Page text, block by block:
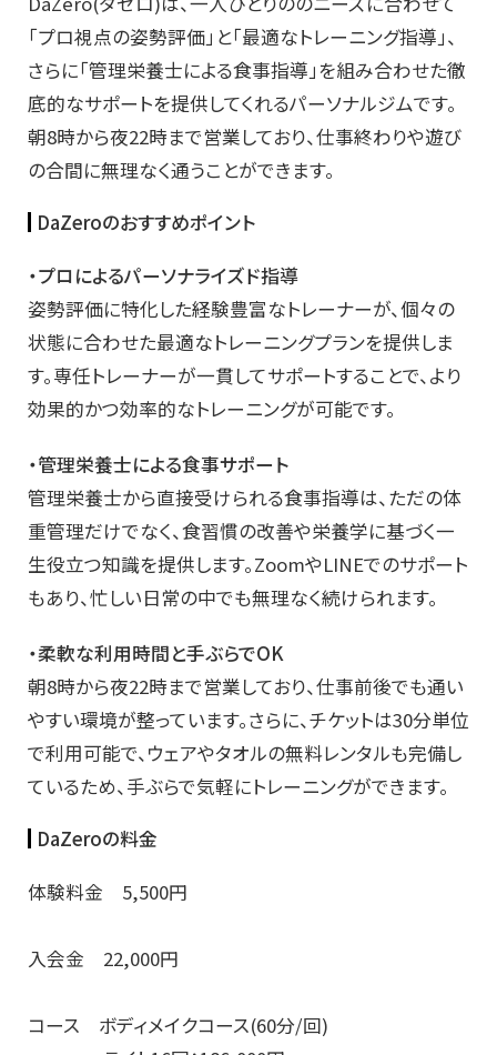
「プロ視点の姿勢評価」と「最適なトレーニング指導」、
さらに「管理栄養士による食事指導」を組み合わせた徹
底的なサポートを提供してくれるパーソナルジムです。
朝8時から夜22時まで営業しており、仕事終わりや遊び
の合間に無理なく通うことができます。
DaZeroのおすすめポイント
・プロによるパーソナライズド指導
姿勢評価に特化した経験豊富なトレーナーが、個々の
状態に合わせた最適なトレーニングプランを提供しま
す。専任トレーナーが一貫してサポートすることで、より
効果的かつ効率的なトレーニングが可能です。
・管理栄養士による食事サポート
管理栄養士から直接受けられる食事指導は、ただの体
重管理だけでなく、食習慣の改善や栄養学に基づく一
生役立つ知識を提供します。ZoomやLINEでのサポート
もあり、忙しい日常の中でも無理なく続けられます。
・柔軟な利用時間と手ぶらでOK
朝8時から夜22時まで営業しており、仕事前後でも通い
やすい環境が整っています。さらに、チケットは30分単位
で利用可能で、ウェアやタオルの無料レンタルも完備し
ているため、手ぶらで気軽にトレーニングができます。
DaZeroの料金
体験料金 5,500円
入会金 22,000円
コース ボディメイクコース(60分/回)